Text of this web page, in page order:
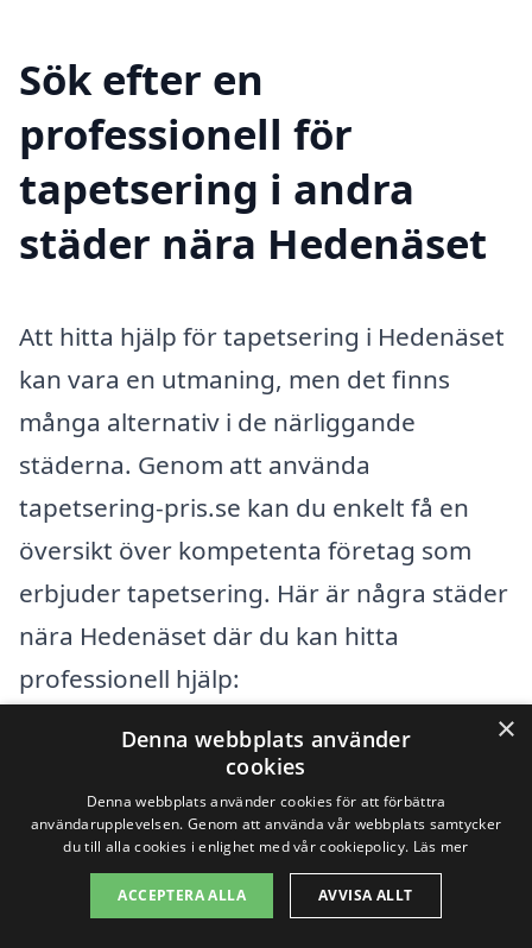
Sök efter en
professionell för
tapetsering i andra
städer nära Hedenäset
Att hitta hjälp för tapetsering i Hedenäset
kan vara en utmaning, men det finns
många alternativ i de närliggande
städerna. Genom att använda
tapetsering-pris.se kan du enkelt få en
översikt över kompetenta företag som
erbjuder tapetsering. Här är några städer
nära Hedenäset där du kan hitta
professionell hjälp:
Övertorneå
Tornio
Kemi
×
Denna webbplats använder
cookies
Denna webbplats använder cookies för att förbättra
användarupplevelsen. Genom att använda vår webbplats samtycker
du till alla cookies i enlighet med vår cookiepolicy. Läs mer
ACCEPTERA ALLA AVVISA ALLT